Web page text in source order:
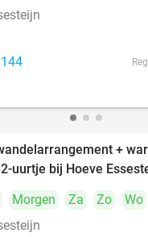
+
uurtje bij Hoeve
Morgen Za Zo
Wo